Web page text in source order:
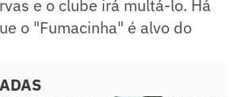
e o clube irá multá-lo. Há
o "Fumacinha" é alvo do